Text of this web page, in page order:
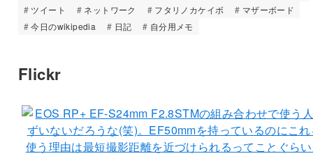
ツイート
ネットワーク フタリノカケイボ
マザーボード
今日のwikipedia
日記 自分用メモ
Flickr